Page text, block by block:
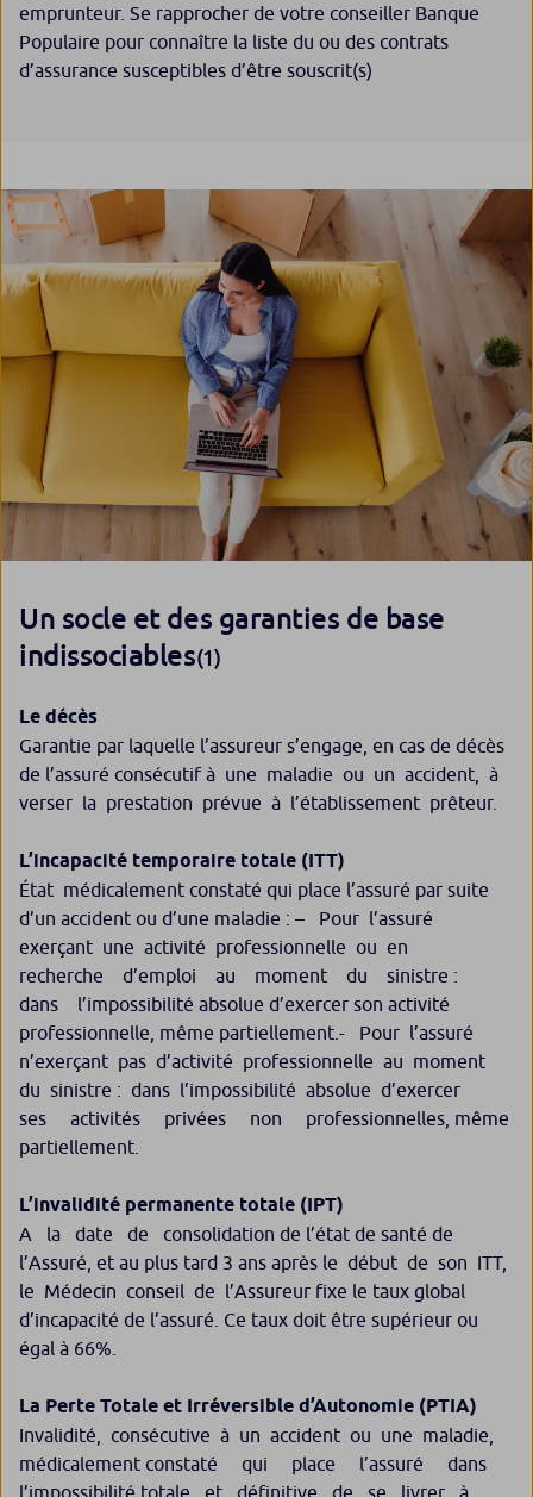
emprunteur. Se rapprocher de votre conseiller Banque
Populaire pour connaître la liste du ou des contrats
d’assurance susceptibles d’être souscrit(s)
Un socle et des garanties de base
indissociables(1)
Le décès
Garantie par laquelle l’assureur s’engage, en cas de décès
de l’assuré consécutif à une maladie ou un accident, à
verser la prestation prévue à l’établissement prêteur.
L’incapacité temporaire totale (ITT)
État médicalement constaté qui place l’assuré par suite
d’un accident ou d’une maladie : – Pour l’assuré
exerçant une activité professionnelle ou en
recherche d’emploi au moment du sinistre :
dans l’impossibilité absolue d’exercer son activité
professionnelle, même partiellement.- Pour l’assuré
n’exerçant pas d’activité professionnelle au moment
du sinistre : dans l’impossibilité absolue d’exercer
ses activités privées non professionnelles, même
partiellement.
L’invalidité permanente totale (IPT)
A la date de consolidation de l’état de santé de
l’Assuré, et au plus tard 3 ans après le début de son ITT,
le Médecin conseil de l’Assureur fixe le taux global
d’incapacité de l’assuré. Ce taux doit être supérieur ou
égal à 66%.
La Perte Totale et Irréversible d’Autonomie (PTIA)
Invalidité, consécutive à un accident ou une maladie,
médicalement constaté qui place l’assuré dans
l’impossibilité totale et définitive de se livrer à